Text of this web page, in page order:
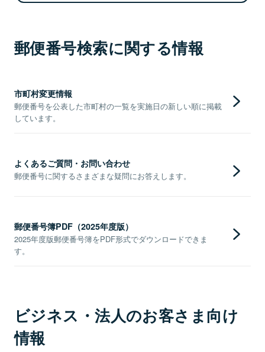
郵便番号検索に関する情報
市町村変更情報
郵便番号を公表した市町村の一覧を実施日の新しい順に掲載
しています。
よくあるご質問・お問い合わせ
郵便番号に関するさまざまな疑問にお答えします。
郵便番号簿PDF（2025年度版）
2025年度版郵便番号簿をPDF形式でダウンロードできま
す。
ビジネス・法人のお客さま向け
情報